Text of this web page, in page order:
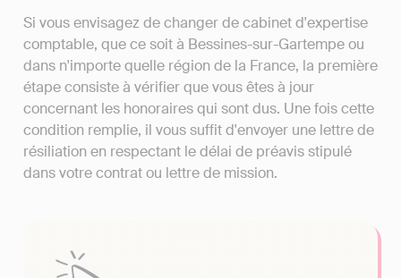
Si vous envisagez de changer de cabinet d'expertise
comptable, que ce soit à Bessines-sur-Gartempe ou
dans n'importe quelle région de la France, la première
étape consiste à vérifier que vous êtes à jour
concernant les honoraires qui sont dus. Une fois cette
condition remplie, il vous suffit d'envoyer une lettre de
résiliation en respectant le délai de préavis stipulé
dans votre contrat ou lettre de mission.